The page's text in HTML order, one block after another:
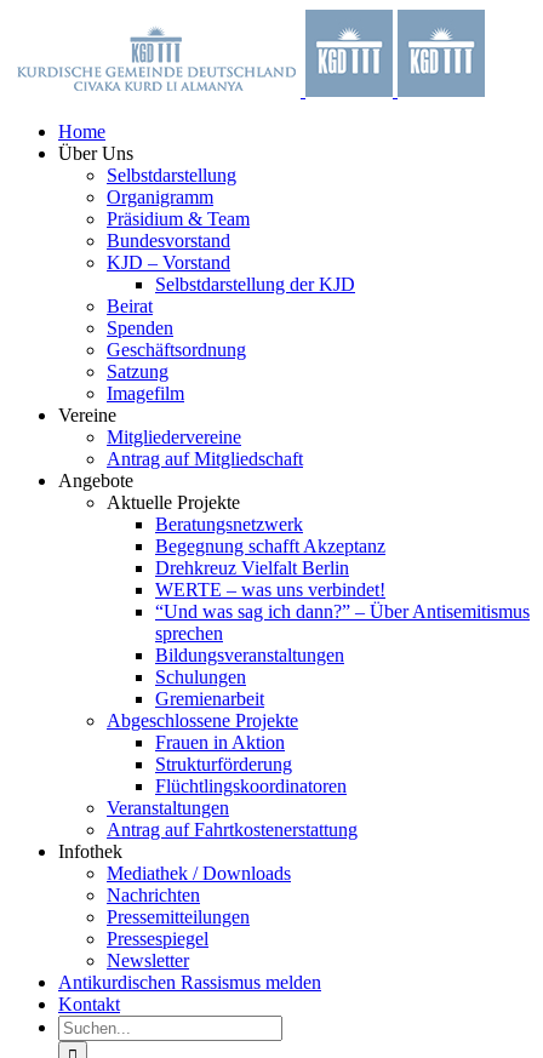
springen
Home
Über Uns
Selbstdarstellung
Organigramm
Präsidium & Team
Bundesvorstand
KJD – Vorstand
Selbstdarstellung der KJD
Beirat
Spenden
Geschäftsordnung
Satzung
Imagefilm
Vereine
Mitgliedervereine
Antrag auf Mitgliedschaft
Angebote
Aktuelle Projekte
Beratungsnetzwerk
Begegnung schafft Akzeptanz
Drehkreuz Vielfalt Berlin
WERTE – was uns verbindet!
“Und was sag ich dann?” – Über Antisemitismus
sprechen
Bildungsveranstaltungen
Schulungen
Gremienarbeit
Abgeschlossene Projekte
Frauen in Aktion
Strukturförderung
Flüchtlingskoordinatoren
Veranstaltungen
Antrag auf Fahrtkostenerstattung
Infothek
Mediathek / Downloads
Nachrichten
Pressemitteilungen
Pressespiegel
Newsletter
Antikurdischen Rassismus melden
Kontakt
Suche
nach: